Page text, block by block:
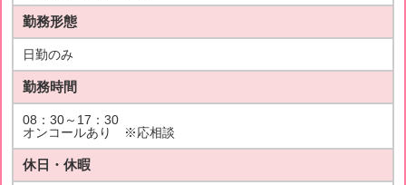
勤務形態
日勤のみ
勤務時間
08：30～17：30
オンコールあり ※応相談
休日・休暇